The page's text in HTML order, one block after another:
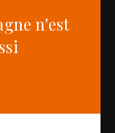
n'est